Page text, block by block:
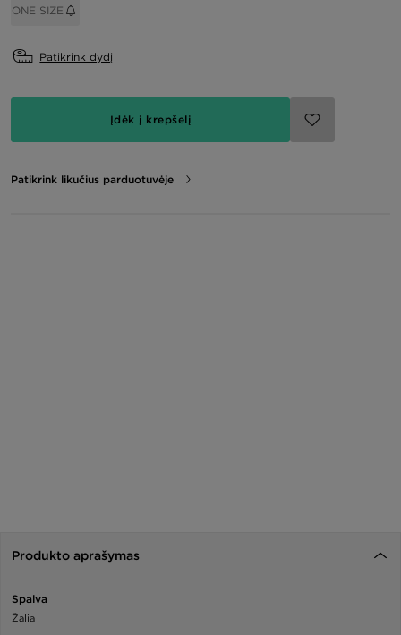
ONE SIZE
Patikrink dydį
Įdėk į krepšelį
Patikrink likučius parduotuvėje
Produkto aprašymas
Spalva
Žalia